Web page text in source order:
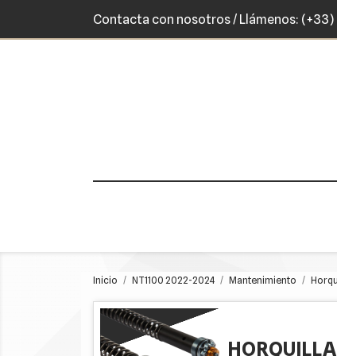
Contacta con nosotros/ Llámenos: (+33)
Inicio NT1100 2022-2024 Mantenimiento
HORQUILLA